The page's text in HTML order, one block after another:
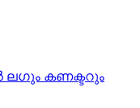
ലഗും കണക്ടറും